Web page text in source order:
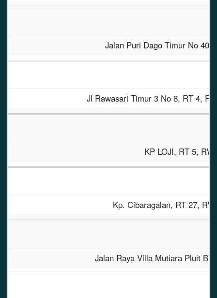
Jalan Puri Dago Timur No 40,
Jl Rawasari Timur 3 No 8, RT 4,
KP LOJI, RT 5,
Kp. Cibaragalan, RT 27,
Jalan Raya Villa Mutiara Pluit